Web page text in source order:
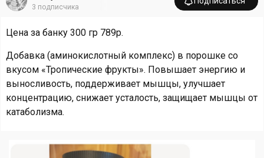
3 подписчика
Цена за банку 300 гр 789р.
Добавка (аминокислотный комплекс) в порошке со
вкусом «Тропические фрукты». Повышает энергию и
выносливость, поддерживает мышцы, улучшает
концентрацию, снижает усталость, защищает мышцы от
катаболизма.